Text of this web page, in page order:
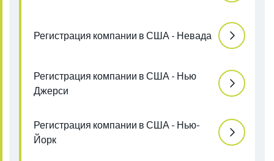
Регистрация компании в США - Невада
Регистрация компании в США - Нью
Джерси
Регистрация компании в США - Нью-
Йорк